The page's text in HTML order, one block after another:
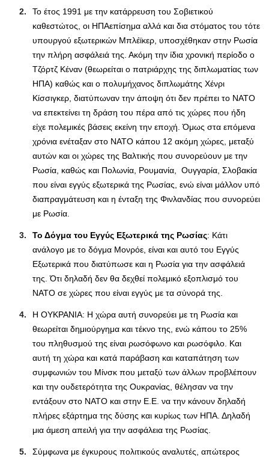
Το έτος 1991 με την κατάρρευση του Σοβιετικού
καθεστώτος, οι ΗΠΑεπίσημα αλλά και δια στόματος του τότε
υπουργού εξωτερικών Μπλέϊκερ, υποσχέθηκαν στην Ρωσία
την πλήρη ασφάλειά της. Ακόμη την ίδια χρονική περίοδο ο
Τζόρτζ Κέναν (θεωρείται ο πατριάρχης της διπλωματίας των
ΗΠΑ) καθώς και ο πολυμήχανος διπλωμάτης Χένρι
Κίσσιγκερ, διατύπωναν την άποψη ότι δεν πρέπει το ΝΑΤΟ
να επεκτείνει τη δράση του πέρα από τις χώρες που ήδη
είχε πολεμικές βάσεις εκείνη την εποχή. Όμως στα επόμενα
χρόνια ενέταξαν στο ΝΑΤΟ κάπου 12 ακόμη χώρες, μεταξύ
αυτών και οι χώρες της Βαλτικής που συνορεύουν με την
Ρωσία, καθώς και Πολωνία, Ρουμανία, Ουγγαρία, Σλοβακία
που είναι εγγύς εξωτερικά της Ρωσίας, ενώ είναι μάλλον υπό
διαπραγμάτευση και η ένταξη της Φινλανδίας που συνορεύει
με Ρωσία.
Το Δόγμα του Εγγύς Εξωτερικά της Ρωσίας: Κάτι
ανάλογο με το δόγμα Μονρόε, είναι και αυτό του Εγγύς
Εξωτερικά που διατύπωσε και η Ρωσία για την ασφάλειά
της. Ότι δηλαδή δεν θα δεχθεί πολεμικό εξοπλισμό του
ΝΑΤΟ σε χώρες που είναι εγγύς με τα σύνορά της.
Η ΟΥΚΡΑΝΙΑ: Η χώρα αυτή συνορεύει με τη Ρωσία και
θεωρείται δημιούργημα και τέκνο της, ενώ κάπου το 25%
του πληθυσμού της είναι ρωσόφωνο και ρωσόφιλο. Και
αυτή τη χώρα και κατά παράβαση και καταπάτηση των
συμφωνιών του Μίνσκ που μεταξύ των άλλων προβλέπουν
και την ουδετερότητα της Ουκρανίας, θέλησαν να την
εντάξουν στο ΝΑΤΟ και στην Ε.Ε. να την κάνουν δηλαδή
πλήρες εξάρτημα της δύσης και κυρίως των ΗΠΑ. Δηλαδή
μια άμεση απειλή για την ασφάλεια της Ρωσίας.
Σύμφωνα με έγκυρους πολιτικούς αναλυτές, απώτερος